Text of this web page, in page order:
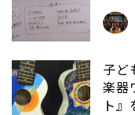
子ど
楽器
ト』